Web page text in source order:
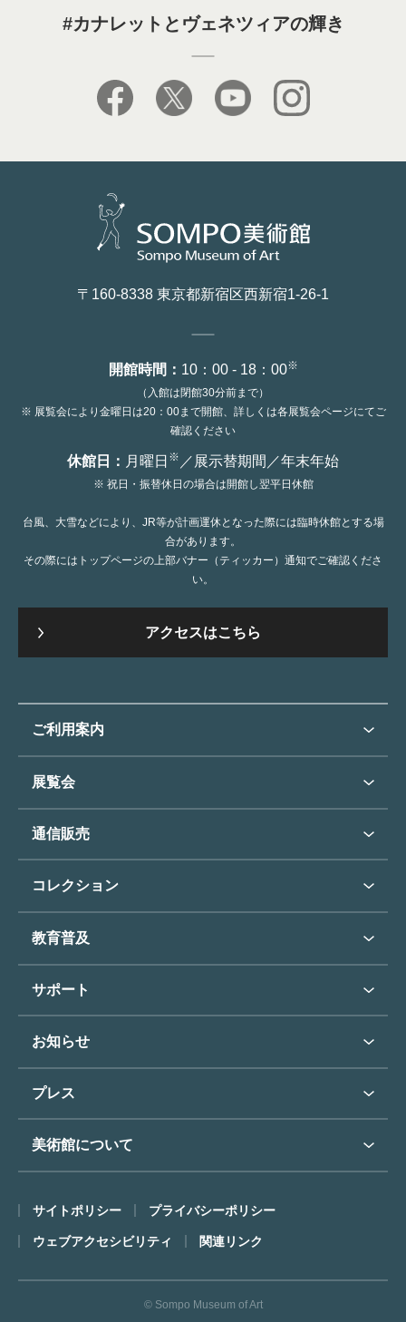
#カナレットとヴェネツィアの輝き
〒160-8338 東京都新宿区西新宿1-26-1
開館時間： 10：00 - 18：00※
（入館は閉館30分前まで）
※ 展覧会により金曜日は20：00まで開館、詳しくは各展覧会ページにてご
確認ください
休館日： 月曜日 ※ ／展示替期間／年末年始
※ 祝日・振替休日の場合は開館し翌平日休館
台風、大雪などにより、JR等が計画運休となった際には臨時休館とする場
合があります。
その際にはトップページの上部バナー（ティッカー）通知でご確認くださ
い。
アクセスはこちら
ご利用案内
ご利用案内トップ
来館のご案内
開館時間・休館日
アクセス
団体のご利用について
バリアフリー／小さなお子様
フロアマップ
ミュージアムショップ
カフェ
展覧会
展覧会・イベントトップ
次回の展覧会
展覧会スケジュール
過去の展覧会
通信販売
通信販売トップ
コレクション
コレクショントップ
東郷青児
コレクションハイライト
教育普及
教育普及トップ
オンラインで美術鑑賞
博物館実習について
サポート
よくあるご質問
東郷⻘児作品著作権申請
お知らせ
お知らせトップ
プレス
プレスリリーストップ
美術館について
ごあいさつ
コンセプト
沿革
サイトポリシー プライバシーポリシー
ウェブアクセシビリティ 関連リンク
© Sompo Museum of Art